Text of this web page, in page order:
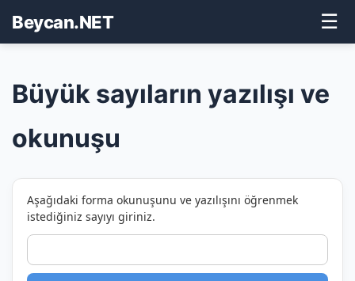
Beycan.NET ☰
Büyük sayıların yazılışı ve
okunuşu
Aşağıdaki forma okunuşunu ve yazılışını öğrenmek
istediğiniz sayıyı giriniz.